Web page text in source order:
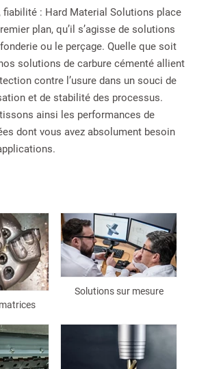
fiabilité : Hard Material Solutions place
plan, qu’il s’agisse de solutions
ou le perçage. Quelle que soit
solutions de carbure cémenté allient
contre l’usure dans un souci de
et de stabilité des processus.
ainsi les performances de
dont vous avez absolument besoin
Solutions sur mesure